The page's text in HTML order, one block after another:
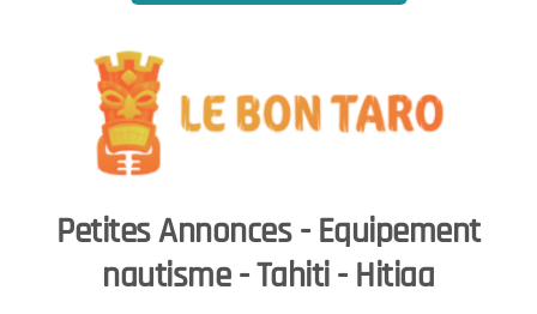
Petites Annonces - Equipement
nautisme - Tahiti - Hitiaa